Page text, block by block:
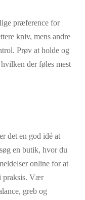
præference for
kniv, mens andre
Prøv at holde og
der føles mest
det en god idé at
en butik, hvor du
online for at
praksis. Vær
greb og